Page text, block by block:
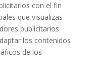
con el fin
que visualizas
publicitarios
los contenidos
de los